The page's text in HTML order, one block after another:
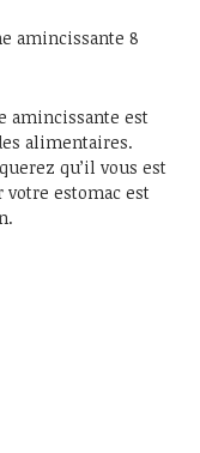
amincissante 8
amincissante est
alimentaires.
qu’il vous est
votre estomac est